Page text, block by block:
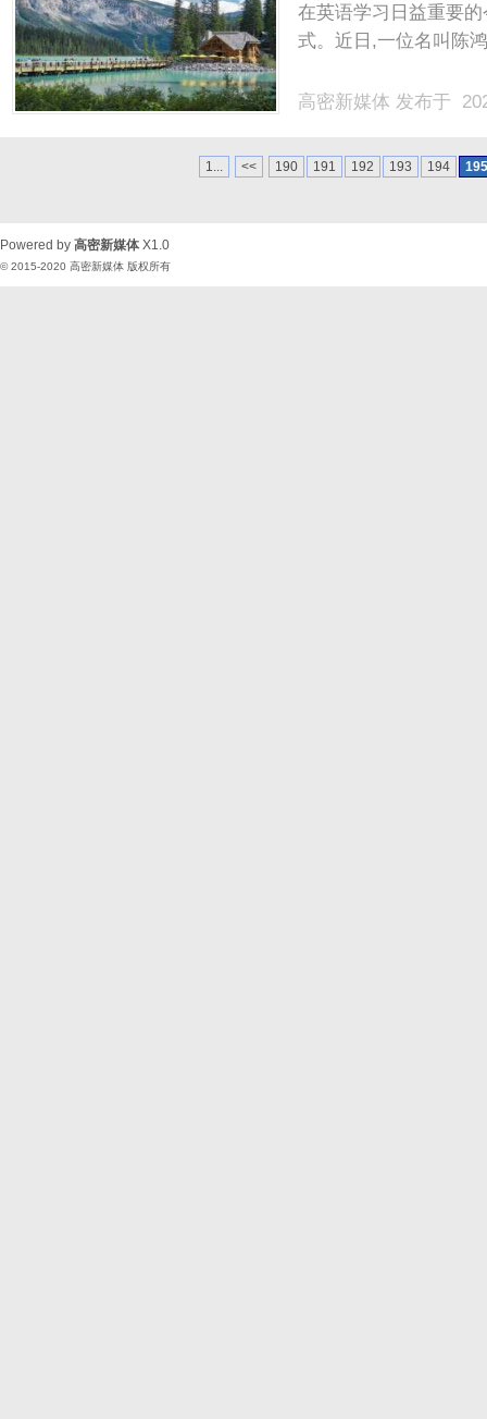
在英语学习日益重要
式。近日,一位名叫陈
高密新媒体 发布于
1... << 190 191 192 193 194 195
Powered by 高密新媒体 X1.0
© 2015-2020 高密新媒体 版权所有